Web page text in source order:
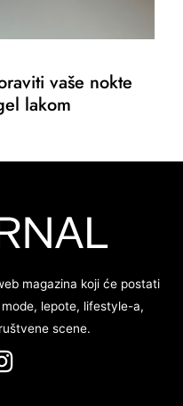
vaše nokte
lakom
magazina koji će postati
lepote, lifestyle-a,
scene.